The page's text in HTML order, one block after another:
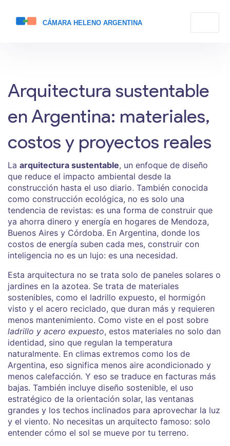
Arquitectura sustentable
en Argentina: materiales,
costos y proyectos reales
La arquitectura sustentable, un enfoque de diseño
que reduce el impacto ambiental desde la
construcción hasta el uso diario. También conocida
como construcción ecológica, no es solo una
tendencia de revistas: es una forma de construir que
ya ahorra dinero y energía en hogares de Mendoza,
Buenos Aires y Córdoba. En Argentina, donde los
costos de energía suben cada mes, construir con
inteligencia no es un lujo: es una necesidad.
Esta arquitectura no se trata solo de paneles solares o
jardines en la azotea. Se trata de materiales
sostenibles, como el ladrillo expuesto, el hormigón
visto y el acero reciclado, que duran más y requieren
menos mantenimiento. Como viste en el post sobre
ladrillo y acero expuesto, estos materiales no solo dan
identidad, sino que regulan la temperatura
naturalmente. En climas extremos como los de
Argentina, eso significa menos aire acondicionado y
menos calefacción. Y eso se traduce en facturas más
bajas. También incluye diseño sostenible, el uso
estratégico de la orientación solar, las ventanas
grandes y los techos inclinados para aprovechar la luz
y el viento. No necesitas un arquitecto famoso: solo
entender cómo el sol se mueve por tu terreno.